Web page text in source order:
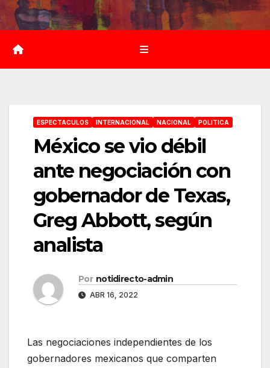
Saltar
al
contenido
ESPECTACULOS INTERNACIONAL NACIONAL POLITICA
México se vio débil
ante negociación con
gobernador de Texas,
Greg Abbott, según
analista
Por notidirecto-admin
ABR 16, 2022
Las negociaciones independientes de los
gobernadores mexicanos que comparten